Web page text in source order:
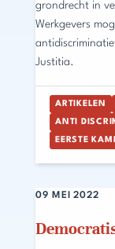
grondrecht in
Werkgevers
Justitia.
ARTIKELEN
ANTI
EERSTE
09 MEI 2022